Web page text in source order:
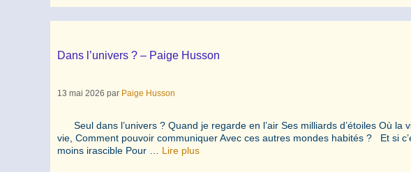
Dans l’univers ? – Paige Husson
13 mai 2026 par Paige Husson
Seul dans l’univers ? Quand je regarde en l’air Ses milliards d’étoiles Où la
vie, Comment pouvoir communiquer Avec ces autres mondes habités ? Et si
moins irascible Pour … Lire plus